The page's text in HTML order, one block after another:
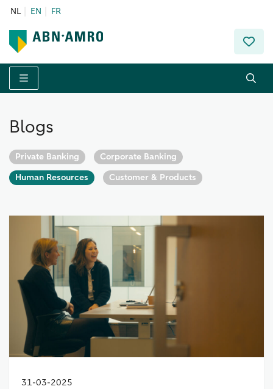
NL EN FR
Menu
Blogs
Private Banking
Corporate Banking
Human Resources
Customer & Products
31-03-2025